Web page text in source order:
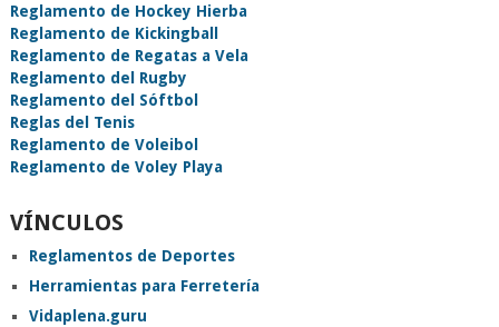
Reglamento de Hockey Hierba
Reglamento de Kickingball
Reglamento de Regatas a Vela
Reglamento del Rugby
Reglamento del Sóftbol
Reglas del Tenis
Reglamento de Voleibol
Reglamento de Voley Playa
VÍNCULOS
Reglamentos de Deportes
Herramientas para Ferretería
Vidaplena.guru